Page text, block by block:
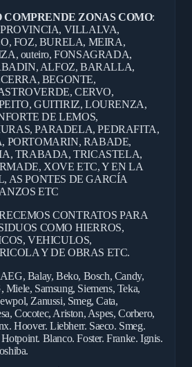
COMPRENDE ZONAS COMO:
VILLALVA,
FOZ, BURELA, MEIRA,
outeiro, FONSAGRADA,
ALFOZ, BARALLA,
BEGONTE,
CERVO,
GUITIRIZ, LOURENZA,
DE LEMOS,
PARADELA, PEDRAFITA,
PORTOMARIN, RABADE,
TRABADA, TRICASTELA,
XOVE ETC, Y EN LA
AS PONTES DE GARCÍA
ETC
CONTRATOS PARA
COMO HIERROS,
VEHICULOS,
Y DE OBRAS ETC.
AEG, Balay, Beko, Bosch, Candy,
Samsung, Siemens, Teka,
Zanussi, Smeg, Cata,
Cocotec, Ariston, Aspes, Corbero,
Hoover. Liebherr. Saeco. Smeg.
Blanco. Foster. Franke. Ignis.